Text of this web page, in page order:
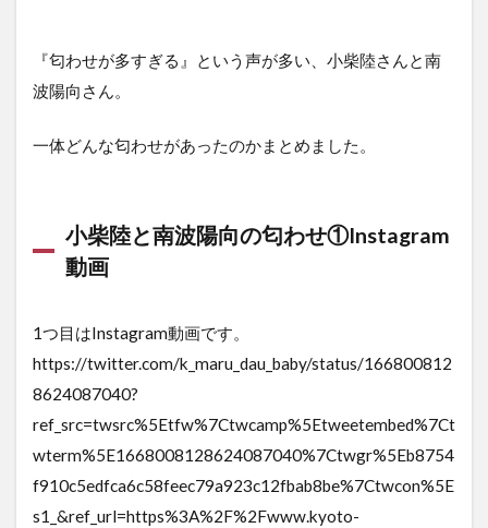
『匂わせが多すぎる』という声が多い、小柴陸さんと南
波陽向さん。
一体どんな匂わせがあったのかまとめました。
小柴陸と南波陽向の匂わせ①Instagram
動画
1つ目はInstagram動画です。
https://twitter.com/k_maru_dau_baby/status/166800812
8624087040?
ref_src=twsrc%5Etfw%7Ctwcamp%5Etweetembed%7Ct
wterm%5E1668008128624087040%7Ctwgr%5Eb8754
f910c5edfca6c58feec79a923c12fbab8be%7Ctwcon%5E
s1_&ref_url=https%3A%2F%2Fwww.kyoto-